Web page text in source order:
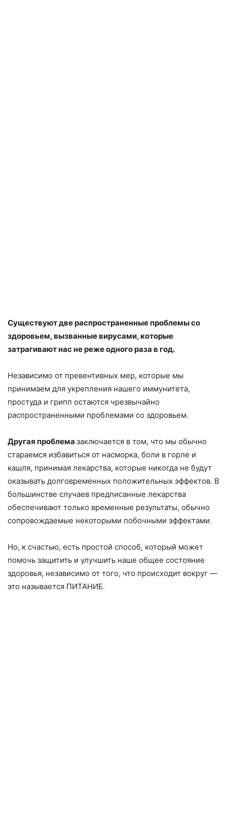
Существуют две распространенные проблемы со
здоровьем, вызванные вирусами, которые
затрагивают нас не реже одного раза в год.
Независимо от превентивных мер, которые мы
принимаем для укрепления нашего иммунитета,
простуда и грипп остаются чрезвычайно
распространенными проблемами со здоровьем.
Другая проблема заключается в том, что мы обычно
стараемся избавиться от насморка, боли в горле и
кашля, принимая лекарства, которые никогда не будут
оказывать долговременных положительных эффектов. В
большинстве случаев предписанные лекарства
обеспечивают только временные результаты, обычно
сопровождаемые некоторыми побочными эффектами.
Но, к счастью, есть простой способ, который может
помочь защитить и улучшить наше общее состояние
здоровья, независимо от того, что происходит вокруг —
это называется ПИТАНИЕ.